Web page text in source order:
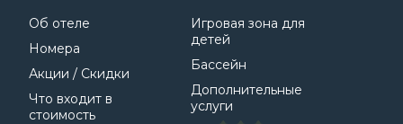
Об отеле
Номера
Акции / Скидки
Что входит в
стоимость
Игровая зона для
детей
Бассейн
Дополнительные
услуги